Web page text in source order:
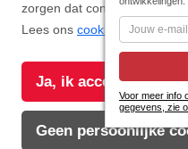
zorgen dat content en
Lees ons cookiebeleid.
Ja, ik accepteer alle
Geen persoonlijke
Copyright Rotterdam Airport
Privacy
Voor meer info
gegevens, zie